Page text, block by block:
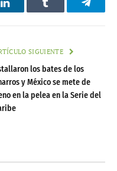
LinkedInTumblr
SIGUIENTE
los bates de los
y México se mete de
en la pelea en la Serie del